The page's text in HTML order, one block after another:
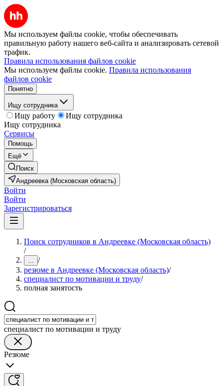
Мы используем файлы cookie, чтобы обеспечивать
правильную работу нашего веб-сайта и анализировать сетевой
трафик.
Правила использования файлов cookie
Мы используем файлы cookie. Правила использования
файлов cookie
Понятно
Ищу сотрудника
Ищу работу
Ищу сотрудника
Ищу сотрудника
Сервисы
Помощь
Ещё
Поиск
Андреевка (Московская область)
Войти
Войти
Зарегистрироваться
Поиск сотрудников в Андреевке (Московская область)
/
... /
резюме в Андреевке (Московская область)/
специалист по мотивации и труду/
полная занятость
специалист по мотивации и труду
Резюме